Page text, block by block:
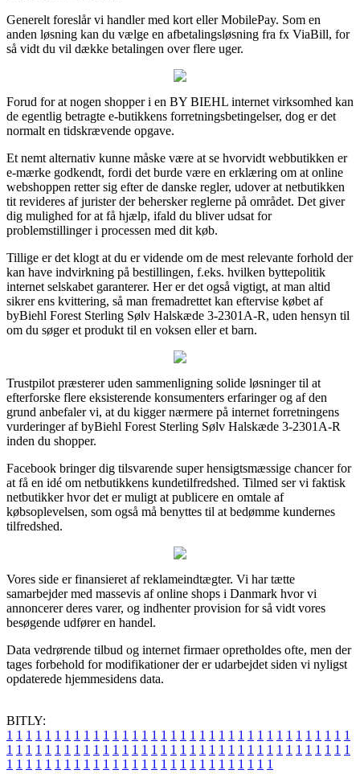
Generelt foreslår vi handler med kort eller MobilePay. Som en
anden løsning kan du vælge en afbetalingsløsning fra fx ViaBill, for
så vidt du vil dække betalingen over flere uger.
Forud for at nogen shopper i en BY BIEHL internet virksomhed kan
de egentlig betragte e-butikkens forretningsbetingelser, dog er det
normalt en tidskrævende opgave.
Et nemt alternativ kunne måske være at se hvorvidt webbutikken er
e-mærke godkendt, fordi det burde være en erklæring om at online
webshoppen retter sig efter de danske regler, udover at netbutikken
tit revideres af jurister der behersker reglerne på området. Det giver
dig mulighed for at få hjælp, ifald du bliver udsat for
problemstillinger i processen med dit køb.
Tillige er det klogt at du er vidende om de mest relevante forhold der
kan have indvirkning på bestillingen, f.eks. hvilken byttepolitik
internet selskabet garanterer. Her er det også vigtigt, at man altid
sikrer ens kvittering, så man fremadrettet kan eftervise købet af
byBiehl Forest Sterling Sølv Halskæde 3-2301A-R, uden hensyn til
om du søger et produkt til en voksen eller et barn.
Trustpilot præsterer uden sammenligning solide løsninger til at
efterforske flere eksisterende konsumenters erfaringer og af den
grund anbefaler vi, at du kigger nærmere på internet forretningens
vurderinger af byBiehl Forest Sterling Sølv Halskæde 3-2301A-R
inden du shopper.
Facebook bringer dig tilsvarende super hensigtsmæssige chancer for
at få en idé om netbutikkens kundetilfredshed. Tilmed ser vi faktisk
netbutikker hvor det er muligt at publicere en omtale af
købsoplevelsen, som også må benyttes til at bedømme kundernes
tilfredshed.
Vores side er finansieret af reklameindtægter. Vi har tætte
samarbejder med massevis af online shops i Danmark hvor vi
annoncerer deres varer, og indhenter provision for så vidt vores
besøgende udfører en handel.
Data vedrørende tilbud og internet firmaer opretholdes ofte, men der
tages forbehold for modifikationer der er udarbejdet siden vi nyligst
opdaterede hjemmesidens data.
BITLY:
1 1 1 1 1 1 1 1 1 1 1 1 1 1 1 1 1 1 1 1 1 1 1 1 1 1 1 1 1 1 1 1 1 1 1 1
1 1 1 1 1 1 1 1 1 1 1 1 1 1 1 1 1 1 1 1 1 1 1 1 1 1 1 1 1 1 1 1 1 1 1 1
1 1 1 1 1 1 1 1 1 1 1 1 1 1 1 1 1 1 1 1 1 1 1 1 1 1 1 1